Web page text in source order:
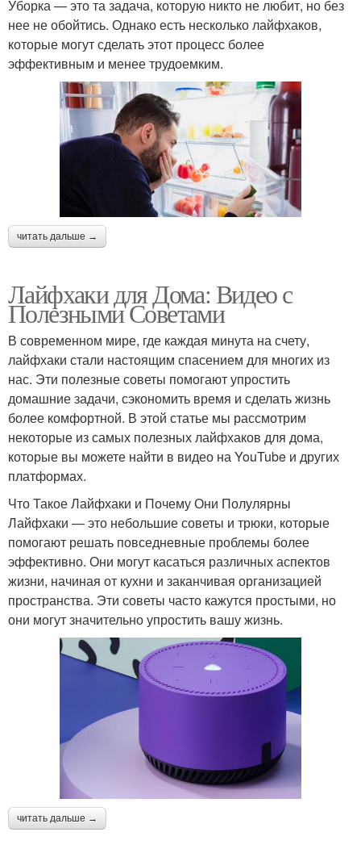
Уборка — это та задача, которую никто не любит, но без
нее не обойтись. Однако есть несколько лайфхаков,
которые могут сделать этот процесс более
эффективным и менее трудоемким.
читать дальше →
Лайфхаки для Дома: Видео с
Полезными Советами
В современном мире, где каждая минута на счету,
лайфхаки стали настоящим спасением для многих из
нас. Эти полезные советы помогают упростить
домашние задачи, сэкономить время и сделать жизнь
более комфортной. В этой статье мы рассмотрим
некоторые из самых полезных лайфхаков для дома,
которые вы можете найти в видео на YouTube и других
платформах.
Что Такое Лайфхаки и Почему Они Полулярны
Лайфхаки — это небольшие советы и трюки, которые
помогают решать повседневные проблемы более
эффективно. Они могут касаться различных аспектов
жизни, начиная от кухни и заканчивая организацией
пространства. Эти советы часто кажутся простыми, но
они могут значительно упростить вашу жизнь.
читать дальше →